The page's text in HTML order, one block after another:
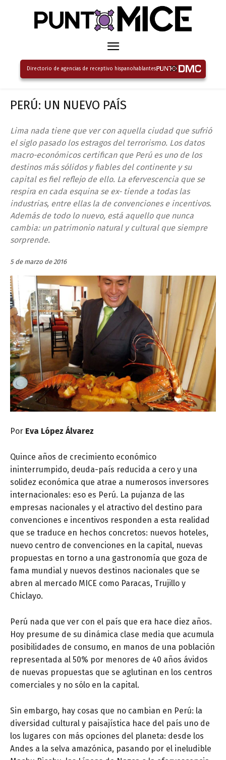
Directorio de agencias de receptivo hispanohablantes
PERÚ: UN NUEVO PAÍS
Lima nada tiene que ver con aquella ciudad que sufrió
el siglo pasado los estragos del terrorismo. Los datos
macro-económicos certifican que Perú es uno de los
destinos más sólidos y fiables del continente y su
capital es fiel reflejo de ello. La efervescencia que se
respira en cada esquina se ex- tiende a todas las
industrias, entre ellas la de convenciones e incentivos.
Además de todo lo nuevo, está aquello que nunca
cambia: un patrimonio natural y cultural que siempre
sorprende.
5 de marzo de 2016
Por Eva López Álvarez
Quince años de crecimiento económico
ininterrumpido, deuda-país reducida a cero y una
solidez económica que atrae a numerosos inversores
internacionales: eso es Perú. La pujanza de las
empresas nacionales y el atractivo del destino para
convenciones e incentivos responden a esta realidad
que se traduce en hechos concretos: nuevos hoteles,
nuevo centro de convenciones en la capital, nuevas
propuestas en torno a una gastronomía que goza de
fama mundial y nuevos destinos nacionales que se
abren al mercado MICE como Paracas, Trujillo y
Chiclayo.
Perú nada que ver con el país que era hace diez años.
Hoy presume de su dinámica clase media que acumula
posibilidades de consumo, en manos de una población
representada al 50% por menores de 40 años ávidos
de nuevas propuestas que se aglutinan en los centros
comerciales y no sólo en la capital.
Sin embargo, hay cosas que no cambian en Perú: la
diversidad cultural y paisajística hace del país uno de
los lugares con más opciones del planeta: desde los
Andes a la selva amazónica, pasando por el ineludible